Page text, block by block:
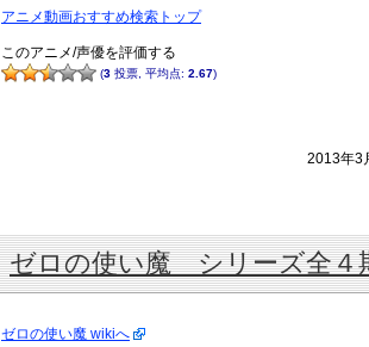
アニメ動画おすすめ検索トップ
このアニメ/声優を評価する
(3 投票, 平均点: 2.67)
2013年3
ゼロの使い魔 シリーズ全４
ゼロの使い魔 wikiへ